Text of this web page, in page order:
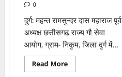
0
दुर्ग: महन्त रामसुन्दर दास महाराज पूर्व
अध्यक्ष छत्तीसगढ़ राज्य गौ सेवा
आयोग, ग्राम- निकुम, जिला दुर्ग में...
Read MoreRead
more